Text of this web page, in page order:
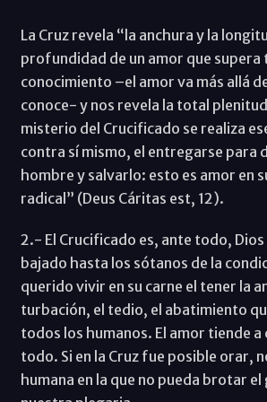
La Cruz revela “la anchura y la
profundidad de un amor que supera
conocimiento –el amor va más allá
conoce- y nos revela la total plenitud
misterio del Crucificado se realiza
contra sí mismo, el entregarse para
hombre y salvarlo: esto es amor en
radical” (Deus Cáritas est, 12).
2.- El Crucificado es, ante todo,
bajado hasta los sótanos de la
querido vivir en su carne el tener la
turbación, el tedio, el abatimiento
todos los humanos. El amor tiende
todo. Si en la Cruz fue posible orar,
humana en la que no pueda brotar el